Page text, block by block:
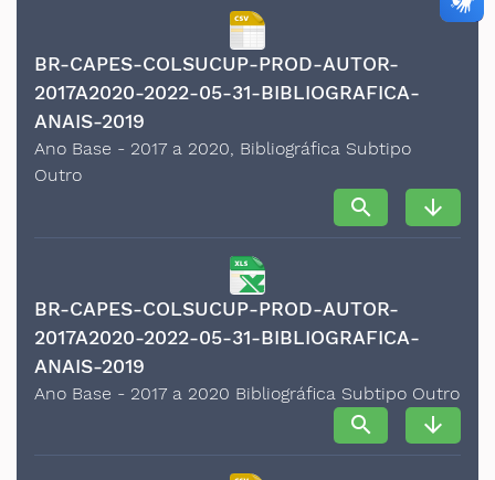
BR-CAPES-COLSUCUP-PROD-AUTOR-
2017A2020-2022-05-31-BIBLIOGRAFICA-
ANAIS-2019
Ano Base - 2017 a 2020, Bibliográfica Subtipo
Outro
search arrow_downward
BR-CAPES-COLSUCUP-PROD-AUTOR-
2017A2020-2022-05-31-BIBLIOGRAFICA-
ANAIS-2019
Ano Base - 2017 a 2020 Bibliográfica Subtipo Outro
search arrow_downward